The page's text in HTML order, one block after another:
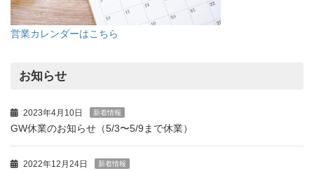
営業カレンダーはこちら
お知らせ
2023年4月10日 新着情報
GW休業のお知らせ（5/3〜5/9まで休業）
2022年12月24日 新着情報